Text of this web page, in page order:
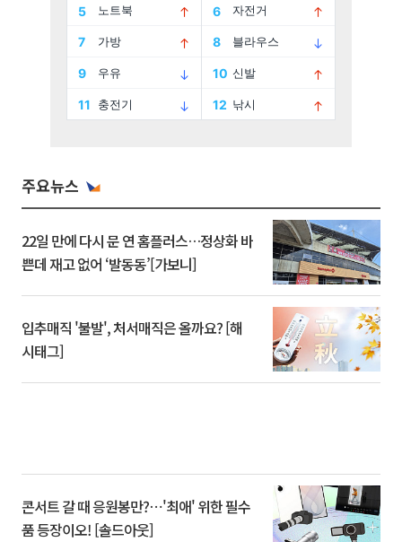
주요뉴스
22일 만에 다시 문 연 홈플러스…정상화 바
쁜데 재고 없어 ‘발동동’[가보니]
입추매직 '불발', 처서매직은 올까요? [해
시태그]
콘서트 갈 때 응원봉만?⋯'최애' 위한 필수
품 등장이오! [솔드아웃]